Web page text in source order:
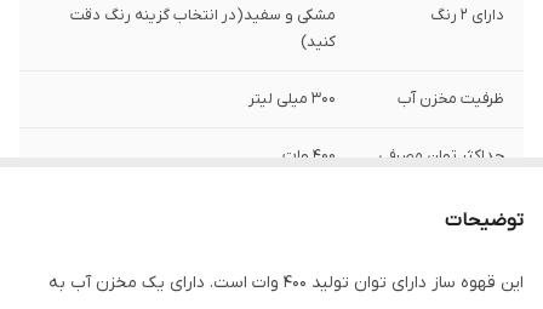
دارای ۲ رنگ
مشکی و سفید(در انتخاب گزینه رنگ دقت
کنید)
ظرفیت مخزن آب ۳۰۰ میلی لیتر
حداکثر توان مصرفی ۴۰۰ وات
۲ عدد فنجان(ماگ)
مورد استفاده
توضیحات
این قهوه ساز دارای توان تولید 400 وات است. دارای یک مخزن آب به